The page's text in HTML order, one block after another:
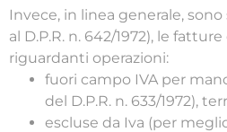
Invece, in linea generale,
al D.P.R. n. 642/1972), le
riguardanti operazioni:
fuori campo IVA per
del D.P.R. n. 633/1972),
escluse da Iva (per